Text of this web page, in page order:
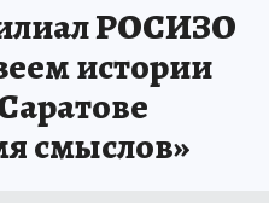
РОСИЗО
истории
смыслов»